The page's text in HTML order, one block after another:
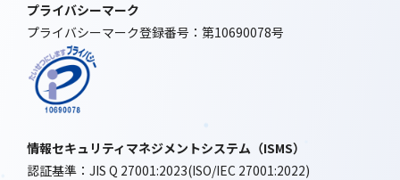
プライバシーマーク
プライバシーマーク登録番号：第10690078号
情報セキュリティマネジメントシステム（ISMS）
認証基準：JIS Q 27001:2023(ISO/IEC 27001:2022)